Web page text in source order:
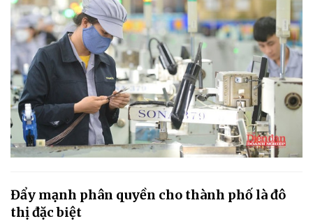
Đẩy mạnh phân quyền cho thành phố là đô
thị đặc biệt